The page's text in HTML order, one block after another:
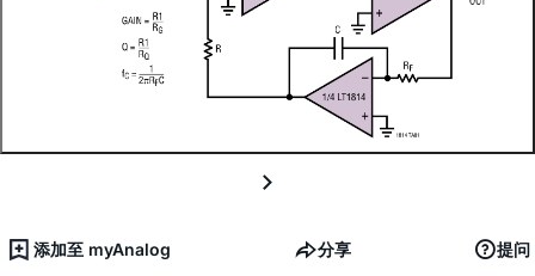
添加至 myAnalog 分享 提问